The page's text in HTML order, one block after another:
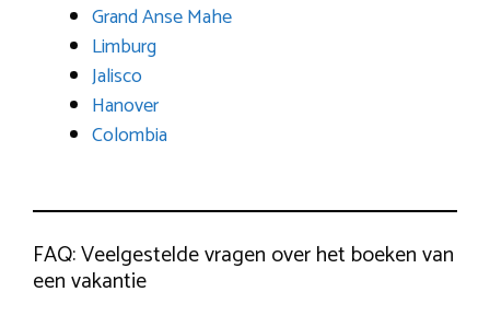
Grand Anse Mahe
Limburg
Jalisco
Hanover
Colombia
FAQ: Veelgestelde vragen over het boeken van
een vakantie